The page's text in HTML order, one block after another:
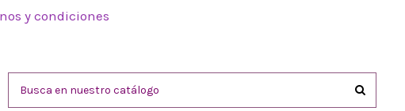
y condiciones